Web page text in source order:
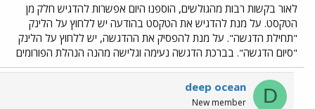
לאור בקשות רבות מהגולשים, הוספנו היום אפשרות להדגיש חלק מן
הטקסט. על מנת להדגיש את הטקסט בהודעה יש ללחוץ על הלינק
"תחילת הדגשה". על מנת להפסיק את ההדגשה, יש ללחוץ על הלינק
"סיום הדגשה". בברכת הדגשה נעימה וגלישה מהנה הנהלת הפורומים
D
deep ocean
New member